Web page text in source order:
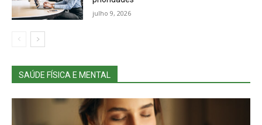
julho 9, 2026
SAÚDE FÍSICA E MENTAL